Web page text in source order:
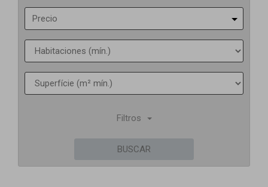
Precio
Filtros
BUSCAR